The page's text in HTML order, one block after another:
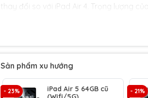
thay đổi so với iPad Air 4. Trọng lượng
iPad Air 5
Mặt lưng iPad Air tối giản và có độ
Camera không lồi lên như iPad Air 4
công tỉ mỉ tạo nên tính thẩm mỹ cao cho
Sản phẩm xu hướng
- 23%
iPad Air 5 64GB cũ
- 21%